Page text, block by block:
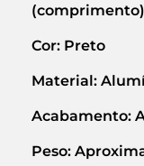
Cor: Preto
Material:
Acabamento:
Peso: